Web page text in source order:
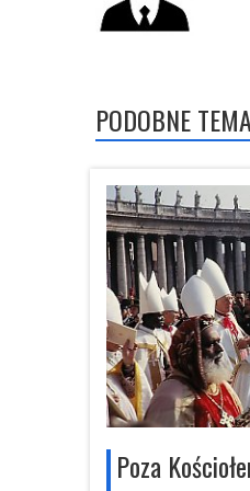
PODOBNE
Poza